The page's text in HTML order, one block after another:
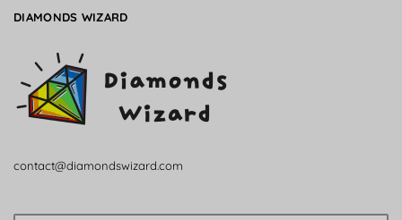
DIAMONDS WIZARD
contact@diamondswizard.com